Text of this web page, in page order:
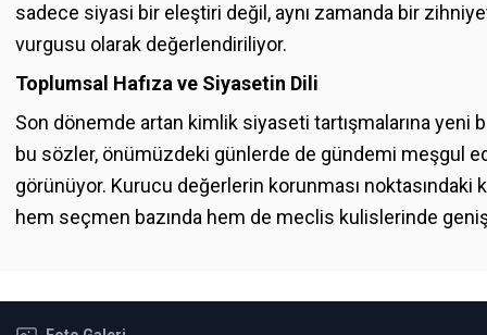
sadece siyasi bir eleştiri değil, aynı zamanda bir
vurgusu olarak değerlendiriliyor.
Toplumsal Hafıza ve Siyasetin Dili
Son dönemde artan kimlik siyaseti tartışmalarına yeni
bu sözler, önümüzdeki günlerde de gündemi meşgul
görünüyor. Kurucu değerlerin korunması noktasındaki
hem seçmen bazında hem de meclis kulislerinde